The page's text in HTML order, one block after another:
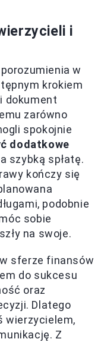
i
w
krokiem
dokument
zarówno
spokojnie
dodatkowe
szybką spłatę.
kończy się
podobnie
sobie
na swoje.
sferze finansów
do sukcesu
oraz
Dlatego
wierzycielem,
Z